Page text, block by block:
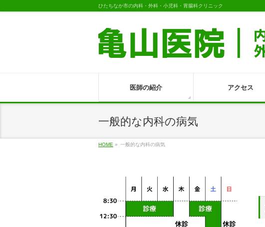
ひたちなか市の内科・外科・小児科・胃腸科クリニック
医師の紹介 アクセス
一般的な内科の病気
HOME » 一般的な内科の病気